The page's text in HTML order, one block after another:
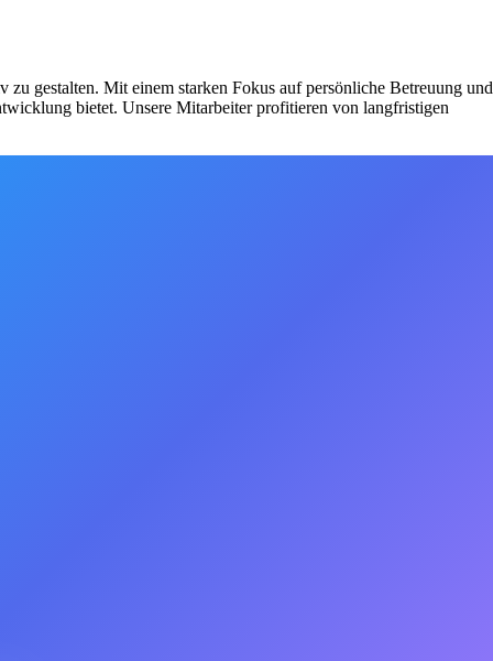
gestalten. Mit einem starken Fokus auf persönliche Betreuung und
bietet. Unsere Mitarbeiter profitieren von langfristigen